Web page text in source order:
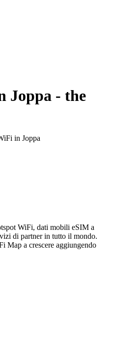
Joppa - the
in Joppa
WiFi, dati mobili eSIM a
di partner in tutto il mondo.
Map a crescere aggiungendo